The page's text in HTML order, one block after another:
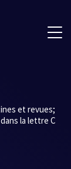
et revues;
la lettre C